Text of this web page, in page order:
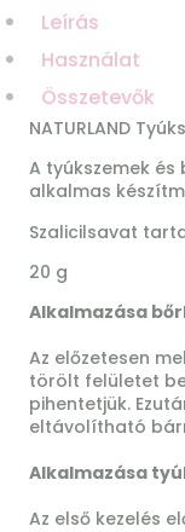
Leírás
Használat
Összetevők
NATURLAND
A tyúkszemek
alkalmas
Szalicilsavat
20 g
Alkalmazása
Az előzetesen
törölt felületet
pihentetjük.
eltávolítható
Alkalmazása
Az első kezelés